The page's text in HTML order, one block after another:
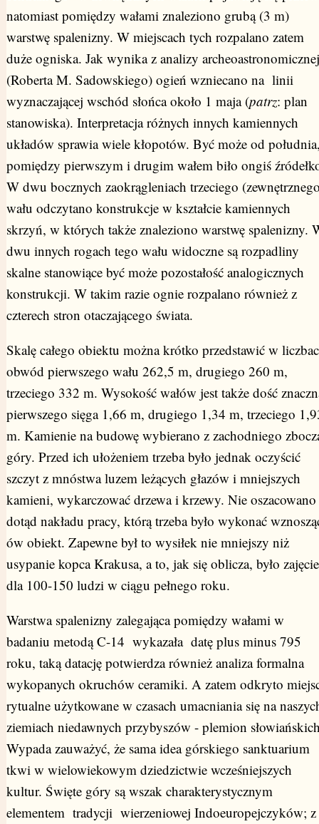
natomiast pomiędzy wałami znaleziono grubą (3 m)
warstwę spalenizny. W miejscach tych rozpalano zatem
duże ogniska. Jak wynika z analizy archeoastronomicznej
(Roberta M. Sadowskiego) ogień wzniecano na linii
wyznaczającej wschód słońca około 1 maja (patrz: plan
stanowiska). Interpretacja różnych innych kamiennych
układów sprawia wiele kłopotów. Być może od
pomiędzy pierwszym i drugim wałem biło ongiś
W dwu bocznych zaokrągleniach trzeciego
wału odczytano konstrukcje w kształcie kamiennych
skrzyń, w których także znaleziono warstwę spalenizny.
dwu innych rogach tego wału widoczne są rozpadliny
skalne stanowiące być może pozostałość analogicznych
konstrukcji. W takim razie ognie rozpalano również z
czterech stron otaczającego świata.
Skalę całego obiektu można krótko przedstawić w
obwód pierwszego wału 262,5 m, drugiego 260 m,
trzeciego 332 m. Wysokość wałów jest także dość
pierwszego sięga 1,66 m, drugiego 1,34 m, trzeciego
m. Kamienie na budowę wybierano z zachodniego
góry. Przed ich ułożeniem trzeba było jednak oczyścić
szczyt z mnóstwa luzem leżących głazów i mniejszych
kamieni, wykarczować drzewa i krzewy. Nie oszacowano
dotąd nakładu pracy, którą trzeba było wykonać
ów obiekt. Zapewne był to wysiłek nie mniejszy niż
usypanie kopca Krakusa, a to, jak się oblicza, było zajęcie
dla 100-150 ludzi w ciągu pełnego roku.
Warstwa spalenizny zalegająca pomiędzy wałami w
badaniu metodą C-14 wykazała datę plus minus 795
roku, taką datację potwierdza również analiza formalna
wykopanych okruchów ceramiki. A zatem odkryto
rytualne użytkowane w czasach umacniania się na
ziemiach niedawnych przybyszów - plemion
Wypada zauważyć, że sama idea górskiego sanktuarium
tkwi w wielowiekowym dziedzictwie wcześniejszych
kultur. Święte góry są wszak charakterystycznym
elementem tradycji wierzeniowej Indoeuropejczyków; z